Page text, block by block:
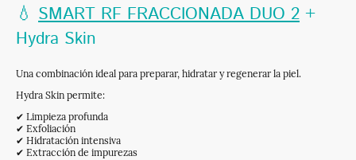
💧 SMART RF FRACCIONADA DUO 2 +
Hydra Skin
Una combinación ideal para preparar, hidratar y regenerar la piel.
Hydra Skin permite:
✔ Limpieza profunda
✔ Exfoliación
✔ Hidratación intensiva
✔ Extracción de impurezas